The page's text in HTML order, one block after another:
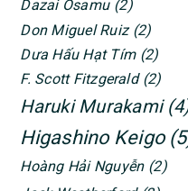
Dazai Osamu (2)
Don Miguel Ruiz (2)
Dưa Hấu Hạt Tím (2)
F. Scott Fitzgerald (2)
Haruki Murakami
Higashino Keigo
Hoàng Hải Nguyễn (2)